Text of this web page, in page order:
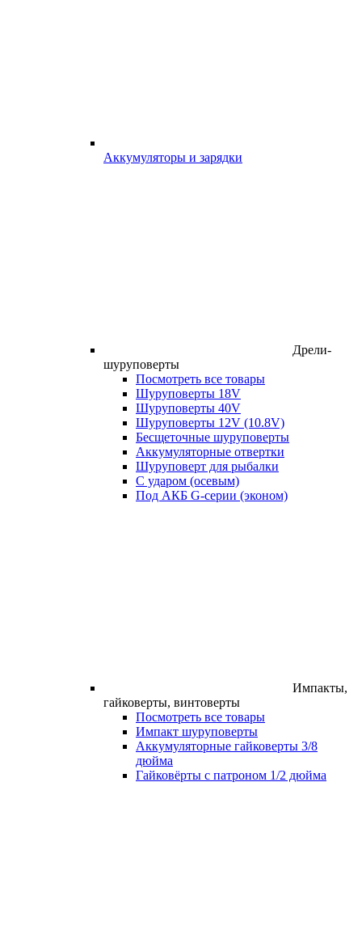
Аккумуляторы и зарядки
Дрели-
шуруповерты
Посмотреть все товары
Шуруповерты 18V
Шуруповерты 40V
Шуруповерты 12V (10.8V)
Бесщеточные шуруповерты
Аккумуляторные отвертки
Шуруповерт для рыбалки
С ударом (осевым)
Под АКБ G-серии (эконом)
Импакты,
гайковерты, винтоверты
Посмотреть все товары
Импакт шуруповерты
Аккумуляторные гайковерты 3/8
дюйма
Гайковёрты с патроном 1/2 дюйма